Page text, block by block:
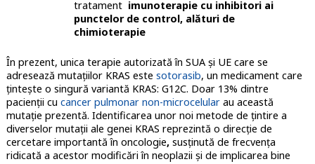
tratamentimunoterapie cu inhibitori ai
punctelor de control, alături de
chimioterapie
În prezent, unica terapie autorizată în SUA și UE care se
adresează mutaţiilor KRAS este sotorasib, un medicament care
ţinteşte o singură variantă KRAS: G12C. Doar 13% dintre
pacienţii cu cancer pulmonar non-microcelularau această
mutaţie prezentă. Identificarea unor noi metode de ţintire a
diverselor mutaţii ale genei KRAS reprezintă o direcție de
cercetare importantă în oncologie,susţinută de frecvenţa
ridicată a acestor modificări în neoplazii şi de implicarea bine